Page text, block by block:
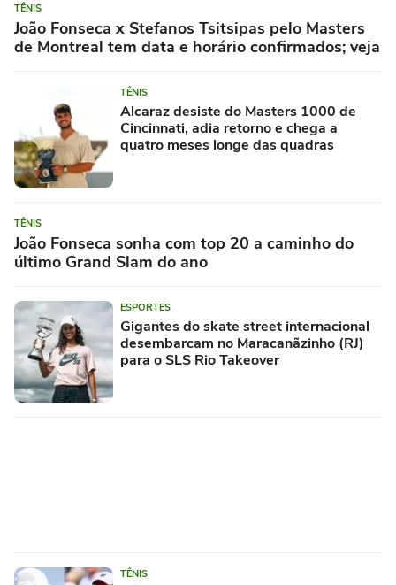
TÊNIS
João Fonseca x Stefanos Tsitsipas pelo Masters
de Montreal tem data e horário confirmados; veja
TÊNIS
Alcaraz desiste do Masters 1000 de
Cincinnati, adia retorno e chega a
quatro meses longe das quadras
TÊNIS
João Fonseca sonha com top 20 a caminho do
último Grand Slam do ano
ESPORTES
Gigantes do skate street internacional
desembarcam no Maracanãzinho (RJ)
para o SLS Rio Takeover
TÊNIS